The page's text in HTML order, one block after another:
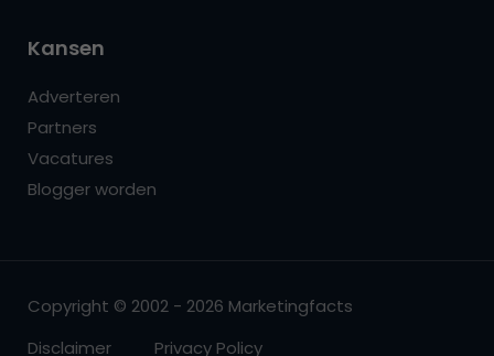
Kansen
Adverteren
Partners
Vacatures
Blogger worden
Copyright © 2002 - 2026 Marketingfacts
Disclaimer
Privacy Policy